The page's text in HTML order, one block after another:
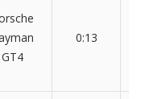
GT4
0:13